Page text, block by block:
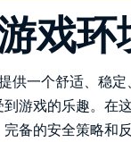
戏环
供一个舒适、稳
游戏的乐趣。在
备的安全策略和